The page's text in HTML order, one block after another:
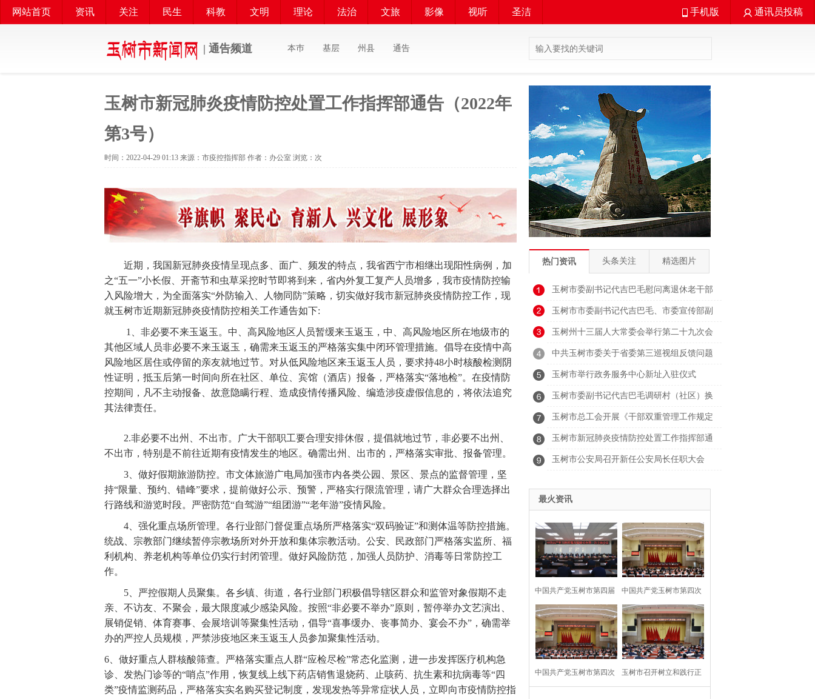
网站首页 资讯 关注 民生 科教 文明 理论 法治 文旅 影像 视听 圣洁 通讯员投稿
手机版
| 通告频道 本巿 基层 州县 通告
玉树市新冠肺炎疫情防控处置工作指挥部通告（2022年
第3号）
时间：2022-04-29 01:13 来源：市疫控指挥部 作者：办公室 浏览： 次
近期，我国新冠肺炎疫情呈现点多、面广、频发的特点，我省西宁市相继出现阳性病例，加
之“五一”小长假、开斋节和虫草采挖时节即将到来，省内外复工复产人员增多，我市疫情防控输
入风险增大，为全面落实“外防输入、人物同防”策略，切实做好我市新冠肺炎疫情防控工作，现
就玉树市近期新冠肺炎疫情防控相关工作通告如下:
1、非必要不来玉返玉。中、高风险地区人员暂缓来玉返玉，中、高风险地区所在地级市的
其他区域人员非必要不来玉返玉，确需来玉返玉的严格落实集中闭环管理措施。倡导在疫情中高
风险地区居住或停留的亲友就地过节。对从低风险地区来玉返玉人员，要求持48小时核酸检测阴
性证明，抵玉后第一时间向所在社区、单位、宾馆（酒店）报备，严格落实“落地检”。在疫情防
控期间，凡不主动报备、故意隐瞒行程、造成疫情传播风险、编造涉疫虚假信息的，将依法追究
其法律责任。
2.非必要不出州、不出市。广大干部职工要合理安排休假，提倡就地过节，非必要不出州、
不出市，特别是不前往近期有疫情发生的地区。确需出州、出市的，严格落实审批、报备管理。
3、做好假期旅游防控。市文体旅游广电局加强市内各类公园、景区、景点的监督管理，坚
持“限量、预约、错峰”要求，提前做好公示、预警，严格实行限流管理，请广大群众合理选择出
行路线和游览时段。严密防范“自驾游”“组团游”“老年游”疫情风险。
4、强化重点场所管理。各行业部门督促重点场所严格落实“双码验证”和测体温等防控措施。
统战、宗教部门继续暂停宗教场所对外开放和集体宗教活动。公安、民政部门严格落实监所、福
利机构、养老机构等单位仍实行封闭管理。做好风险防范，加强人员防护、消毒等日常防控工
作。
5、严控假期人员聚集。各乡镇、街道，各行业部门积极倡导辖区群众和监管对象假期不走
亲、不访友、不聚会，最大限度减少感染风险。按照“非必要不举办”原则，暂停举办文艺演出、
展销促销、体育赛事、会展培训等聚集性活动，倡导“喜事缓办、丧事简办、宴会不办”，确需举
办的严控人员规模，严禁涉疫地区来玉返玉人员参加聚集性活动。
6、做好重点人群核酸筛查。严格落实重点人群“应检尽检”常态化监测，进一步发挥医疗机构急
诊、发热门诊等的“哨点”作用，恢复线上线下药店销售退烧药、止咳药、抗生素和抗病毒等“四
类”疫情监测药品，严格落实实名购买登记制度，发现发热等异常症状人员，立即向市疫情防控指
热门资讯 头条关注 精选图片
玉树市委副书记代吉巴毛慰问离退休老干部
玉树市市委副书记代吉巴毛、市委宣传部副
部长
玉树州十三届人大常委会举行第二十九次会
议
中共玉树市委关于省委第三巡视组反馈问题
整改
玉树市举行政务服务中心新址入驻仪式
玉树市委副书记代吉巴毛调研村（社区）换
届时
玉树市总工会开展《干部双重管理工作规定
（试
玉树市新冠肺炎疫情防控处置工作指挥部通
告（
玉树市公安局召开新任公安局长任职大会
最火资讯
中国共产党玉树市第四届
委员会第一次
中国共产党玉树市第四次
代表大会胜利
中国共产党玉树市第四次 玉树市召开树立和践行正